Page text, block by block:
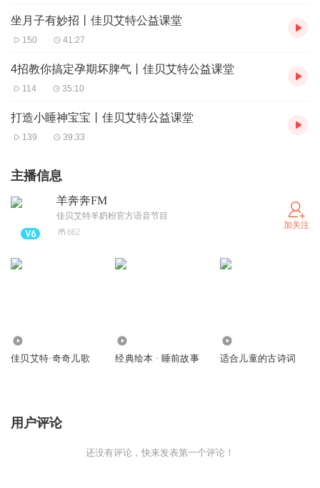
坐月子有妙招丨佳贝艾特公益课堂
150 41:27
4招教你搞定孕期坏脾气丨佳贝艾特公益课堂
114 35:10
打造小睡神宝宝丨佳贝艾特公益课堂
139 39:33
主播信息
羊奔奔FM
佳贝艾特羊奶粉官方语音节目
662
加关注
佳贝艾特·奇奇儿歌 经典绘本 · 睡前故事 适合儿童的古诗词
用户评论
还没有评论，快来发表第一个评论！